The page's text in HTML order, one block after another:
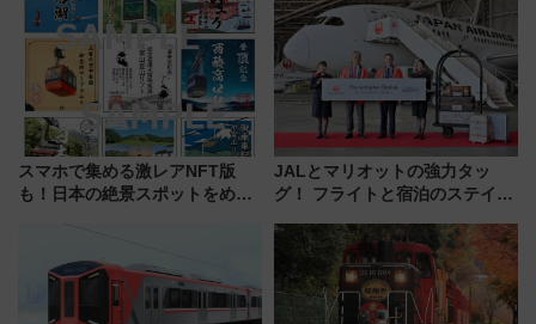
で水素利活用が加速
14日から 新車両「トキイロ」体
験ブースも アクセスや申込方法
を解説
スマホで集める激レアNFT版
も！日本の絶景スポットをめぐ
JALとマリオットの強力タッ
グ！ フライトと宿泊のステイタ
上級会員資格を効率よく獲得す
る方法を解説